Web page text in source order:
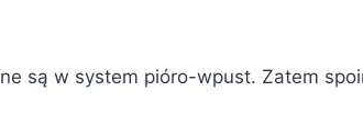
są w system pióro-wpust. Zatem